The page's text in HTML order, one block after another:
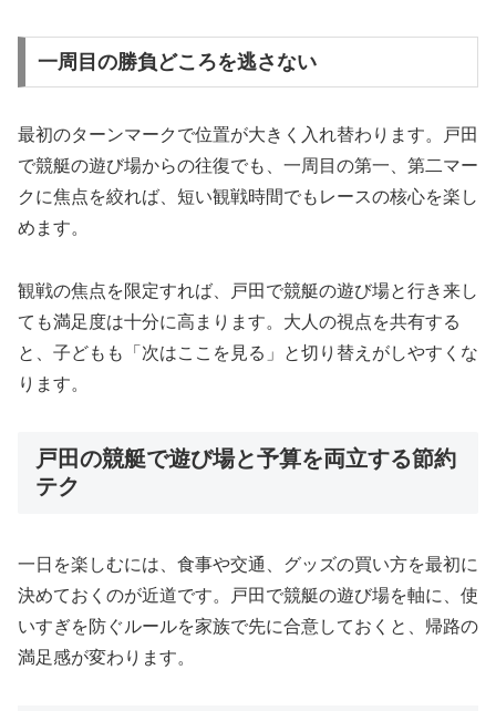
一周目の勝負どころを逃さない
最初のターンマークで位置が大きく入れ替わります。戸田
で競艇の遊び場からの往復でも、一周目の第一、第二マー
クに焦点を絞れば、短い観戦時間でもレースの核心を楽し
めます。
観戦の焦点を限定すれば、戸田で競艇の遊び場と行き来し
ても満足度は十分に高まります。大人の視点を共有する
と、子どもも「次はここを見る」と切り替えがしやすくな
ります。
戸田の競艇で遊び場と予算を両立する節約
テク
一日を楽しむには、食事や交通、グッズの買い方を最初に
決めておくのが近道です。戸田で競艇の遊び場を軸に、使
いすぎを防ぐルールを家族で先に合意しておくと、帰路の
満足感が変わります。